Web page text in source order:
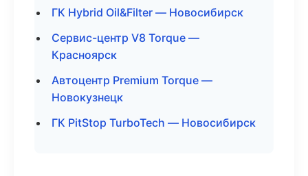
ГК Hybrid Oil&Filter — Новосибирск
Сервис-центр V8 Torque —
Красноярск
Автоцентр Premium Torque —
Новокузнецк
ГК PitStop TurboTech — Новосибирск